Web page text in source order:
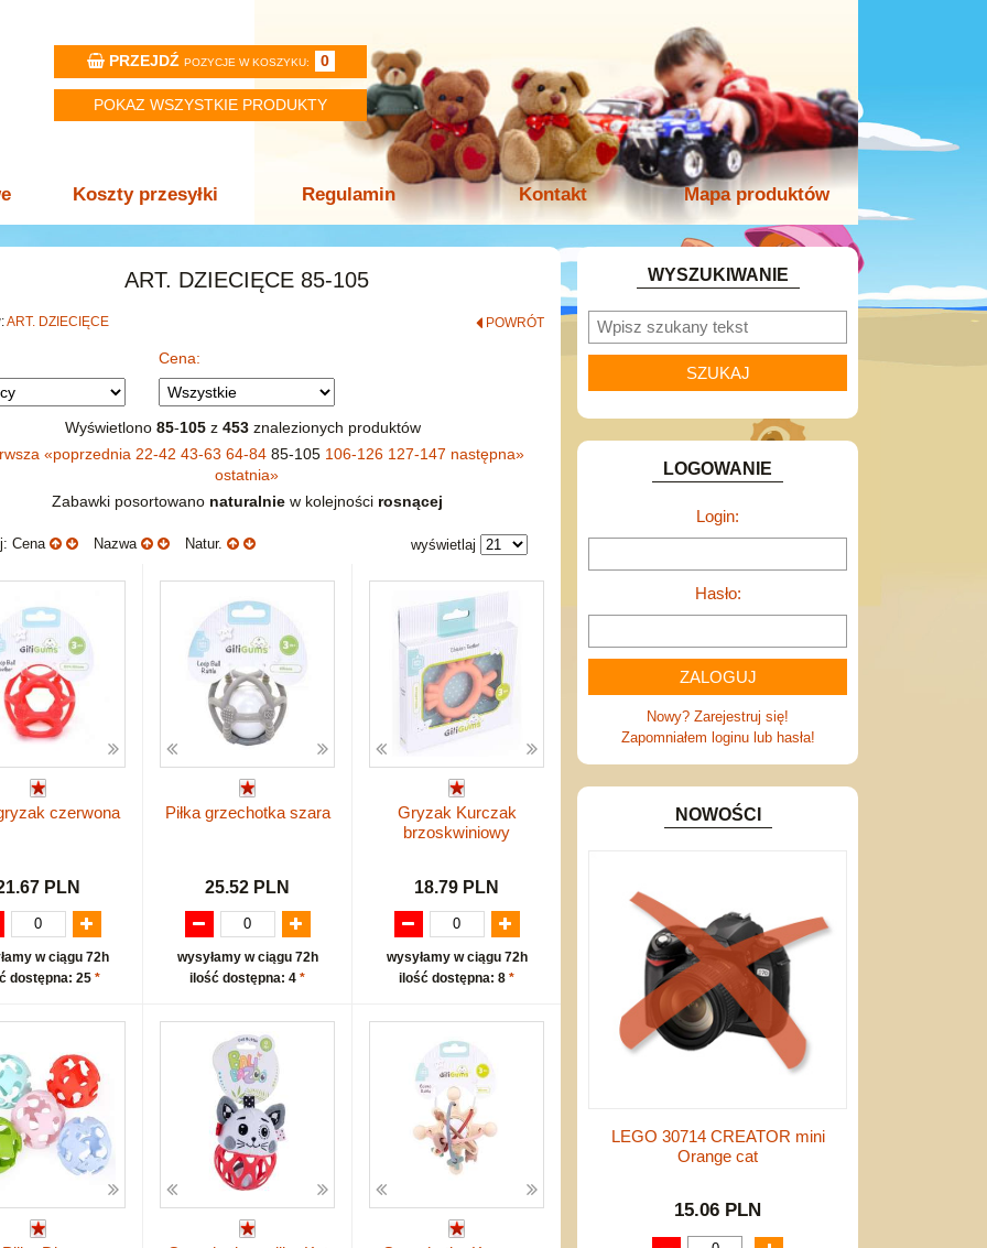
PRZEJDŹ POZYCJE W KOSZYKU: 0
POKAZ WSZYSTKIE PRODUKTY
Koszty przesyłki Regulamin Kontakt Mapa produktów
ART. DZIECIĘCE 85-105
ART. DZIECIĘCE POWRÓT
Cena:
Wyświetlono 85-105z 453znalezionych produktów
«poprzednia 22-42 43-63 64-84 85-105 106-126 127-147 następna»
ostatnia»
Zabawki posortowano naturalniew kolejności rosnącej
Cena Nazwa Natur. wyświetlaj
czerwona
PLN
w ciągu 72h
dostępna: 25 *
Piłka grzechotka szara
25.52 PLN
wysyłamy w ciągu 72h
ilość dostępna: 4 *
Gryzak Kurczak
brzoskwiniowy
18.79 PLN
wysyłamy w ciągu 72h
ilość dostępna: 8 *
WYSZUKIWANIE
LOGOWANIE
Login:
Hasło:
Nowy? Zarejestruj się!
Zapomniałem loginu lub hasła!
NOWOŚCI
LEGO 30714 CREATOR mini
Orange cat
15.06 PLN